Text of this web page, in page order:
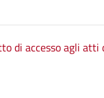
di accesso agli atti